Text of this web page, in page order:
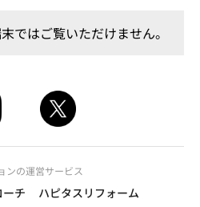
ではご覧いただけません。
ンの運営サービス
チ ハピタスリフォーム